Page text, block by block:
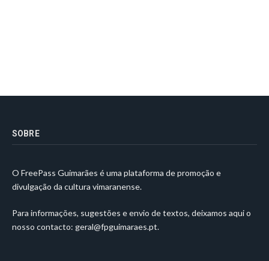
SOBRE
O FreePass Guimarães é uma plataforma de promoção e
divulgação da cultura vimaranense.
Para informações, sugestões e envio de textos, deixamos aqui o
nosso contacto: geral@fpguimaraes.pt.